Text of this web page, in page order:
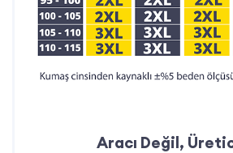
Aracı Değil,